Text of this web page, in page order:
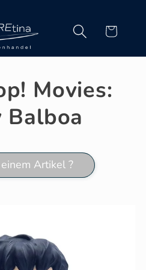
Warenkorb
Movies:
Balboa
Artikel ?